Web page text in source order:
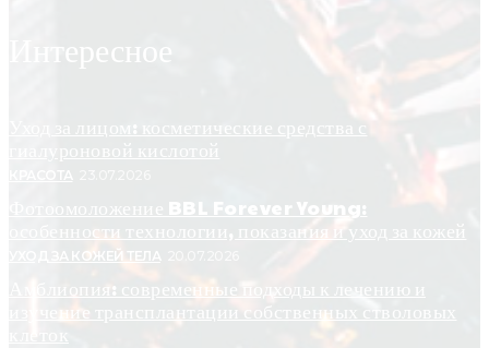
Интересное
Уход за лицом: косметические средства с
гиалуроновой кислотой
КРАСОТА
Фотоомоложение BBL Forever Young:
особенности технологии, показания и уход за кожей
УХОД ЗА КОЖЕЙ ТЕЛА
Амблиопия: современные подходы к лечению и
изучение трансплантации собственных стволовых
клеток